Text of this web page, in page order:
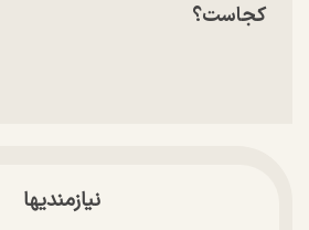
کجاست؟
نیازمندیها